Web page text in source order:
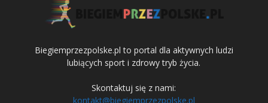
Biegiemprzezpolske.pl to portal dla aktywnych ludzi
lubiących sport i zdrowy tryb życia.
Skontaktuj się z nami:
kontakt@biegiemprzezpolske.pl